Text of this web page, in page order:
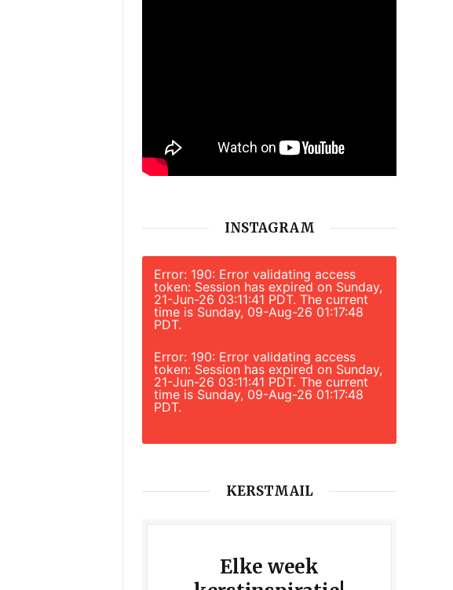
INSTAGRAM
Error: 190: Error validating access
token: Session has expired on Sunday,
21-Jun-26 03:11:41 PDT. The current
time is Sunday, 09-Aug-26 01:17:48
PDT.
Error: 190: Error validating access
token: Session has expired on Sunday,
21-Jun-26 03:11:41 PDT. The current
time is Sunday, 09-Aug-26 01:17:48
PDT.
KERSTMAIL
Elke week